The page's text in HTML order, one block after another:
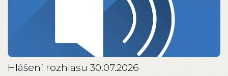
Hlášení rozhlasu 30.07.2026